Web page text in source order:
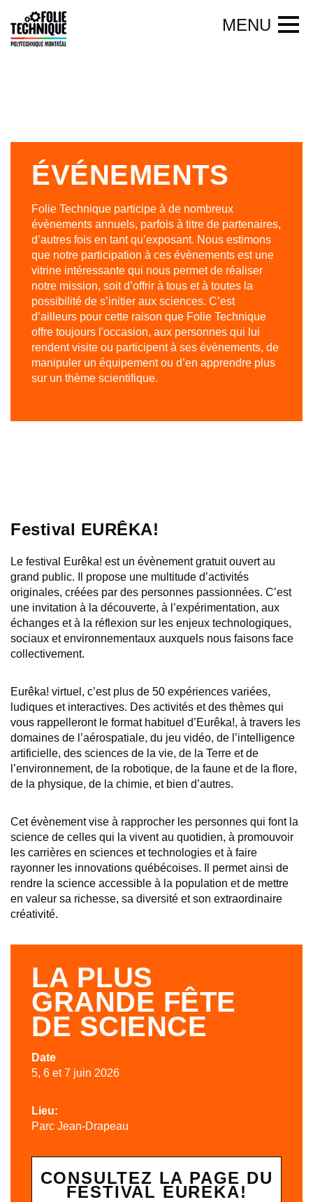
MENU
AUTRES ACTIVITÉS
EMPLOI
NOUS JOINDRE
CONTRIBUER
ÉVÉNEMENTS
Folie Technique participe à de nombreux
évènements annuels, parfois à titre de partenaires,
d’autres fois en tant qu’exposant. Nous estimons
que notre participation à ces évènements est une
vitrine intéressante qui nous permet de réaliser
notre mission, soit d’offrir à tous et à toutes la
possibilité de s’initier aux sciences. C’est
d’ailleurs pour cette raison que Folie Technique
offre toujours l'occasion, aux personnes qui lui
rendent visite ou participent à ses évènements, de
manipuler un équipement ou d’en apprendre plus
sur un thème scientifique.
Festival EURÊKA!
Le festival Eurêka! est un évènement gratuit ouvert au
grand public. Il propose une multitude d’activités
originales, créées par des personnes passionnées. C’est
une invitation à la découverte, à l’expérimentation, aux
échanges et à la réflexion sur les enjeux technologiques,
sociaux et environnementaux auxquels nous faisons face
collectivement.
Eurêka! virtuel, c’est plus de 50 expériences variées,
ludiques et interactives. Des activités et des thèmes qui
vous rappelleront le format habituel d’Eurêka!, à travers les
domaines de l’aérospatiale, du jeu vidéo, de l’intelligence
artificielle, des sciences de la vie, de la Terre et de
l’environnement, de la robotique, de la faune et de la flore,
de la physique, de la chimie, et bien d’autres.
Cet évènement vise à rapprocher les personnes qui font la
science de celles qui la vivent au quotidien, à promouvoir
les carrières en sciences et technologies et à faire
rayonner les innovations québécoises. Il permet ainsi de
rendre la science accessible à la population et de mettre
en valeur sa richesse, sa diversité et son extraordinaire
créativité.
LA PLUS
GRANDE FÊTE
DE SCIENCE
Date
5, 6 et 7 juin 2026
Lieu:
Parc Jean-Drapeau
CONSULTEZ LA PAGE DU
FESTIVAL EUREKA!